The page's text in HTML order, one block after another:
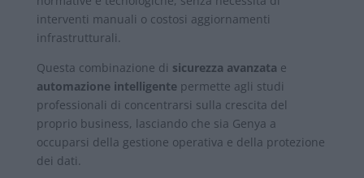
interventi manuali o costosi aggiornamenti
infrastrutturali.
Questa combinazione di sicurezza avanzata e
automazione intelligentepermette agli studi
professionali di concentrarsi sulla crescita del
proprio business, lasciando che sia Genya a
occuparsi della gestione operativa e della protezione
dei dati.